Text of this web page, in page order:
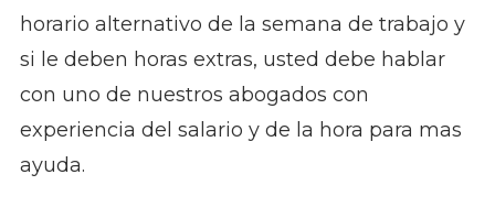
horario alternativo de la semana de trabajo y
si le deben horas extras, usted debe hablar
con uno de nuestros abogados con
experiencia del salario y de la hora para mas
ayuda.